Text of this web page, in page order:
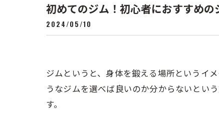
出張
初めてのジム！初心者におすすめの
2024/05/10
ジムというと、身体を鍛える場所というイ
うなジムを選べば良いのか分からないとい
す。